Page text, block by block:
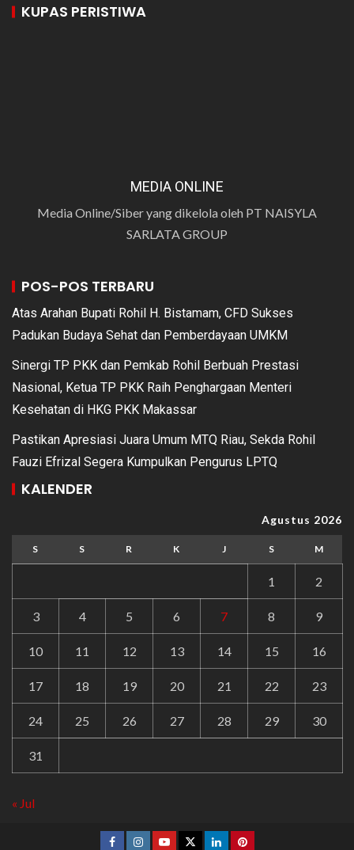
KUPAS PERISTIWA
MEDIA ONLINE
Media Online/Siber yang dikelola oleh PT NAISYLA
SARLATA GROUP
POS-POS TERBARU
Atas Arahan Bupati Rohil H. Bistamam, CFD Sukses
Padukan Budaya Sehat dan Pemberdayaan UMKM
Sinergi TP PKK dan Pemkab Rohil Berbuah Prestasi
Nasional, Ketua TP PKK Raih Penghargaan Menteri
Kesehatan di HKG PKK Makassar
Pastikan Apresiasi Juara Umum MTQ Riau, Sekda Rohil
Fauzi Efrizal Segera Kumpulkan Pengurus LPTQ
KALENDER
Agustus 2026
S S R K J S M
1 2
3 4 5 6 7 8 9
10 11 12 13 14 15 16
17 18 19 20 21 22 23
24 25 26 27 28 29 30
31
« Jul